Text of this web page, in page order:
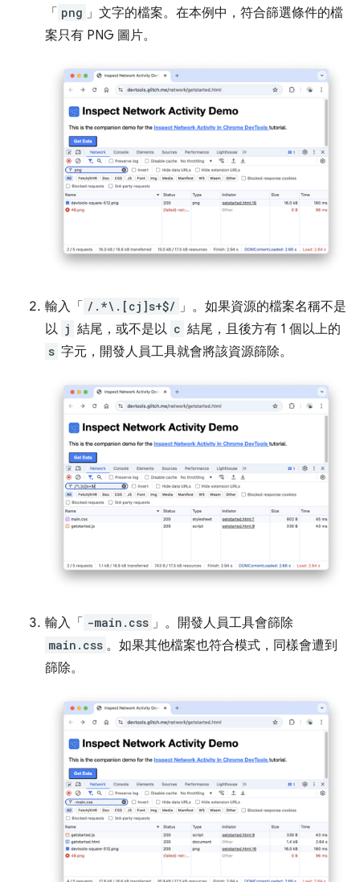
「 png 」文字的檔案。在本例中，符合篩選條件的檔
案只有 PNG 圖片。
輸入「 /.*\.[cj]s+$/ 」。如果資源的檔案名稱不是
以 j 結尾，或不是以 c 結尾，且後方有 1 個以上的
s 字元，開發人員工具就會將該資源篩除。
輸入「 -main.css 」。開發人員工具會篩除
main.css 。如果其他檔案也符合模式，同樣會遭到
篩除。